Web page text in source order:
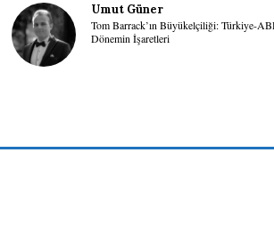
Umut Güner
Tom Barrack’ın Büyükelçiliği: Türkiye-
Dönemin İşaretleri